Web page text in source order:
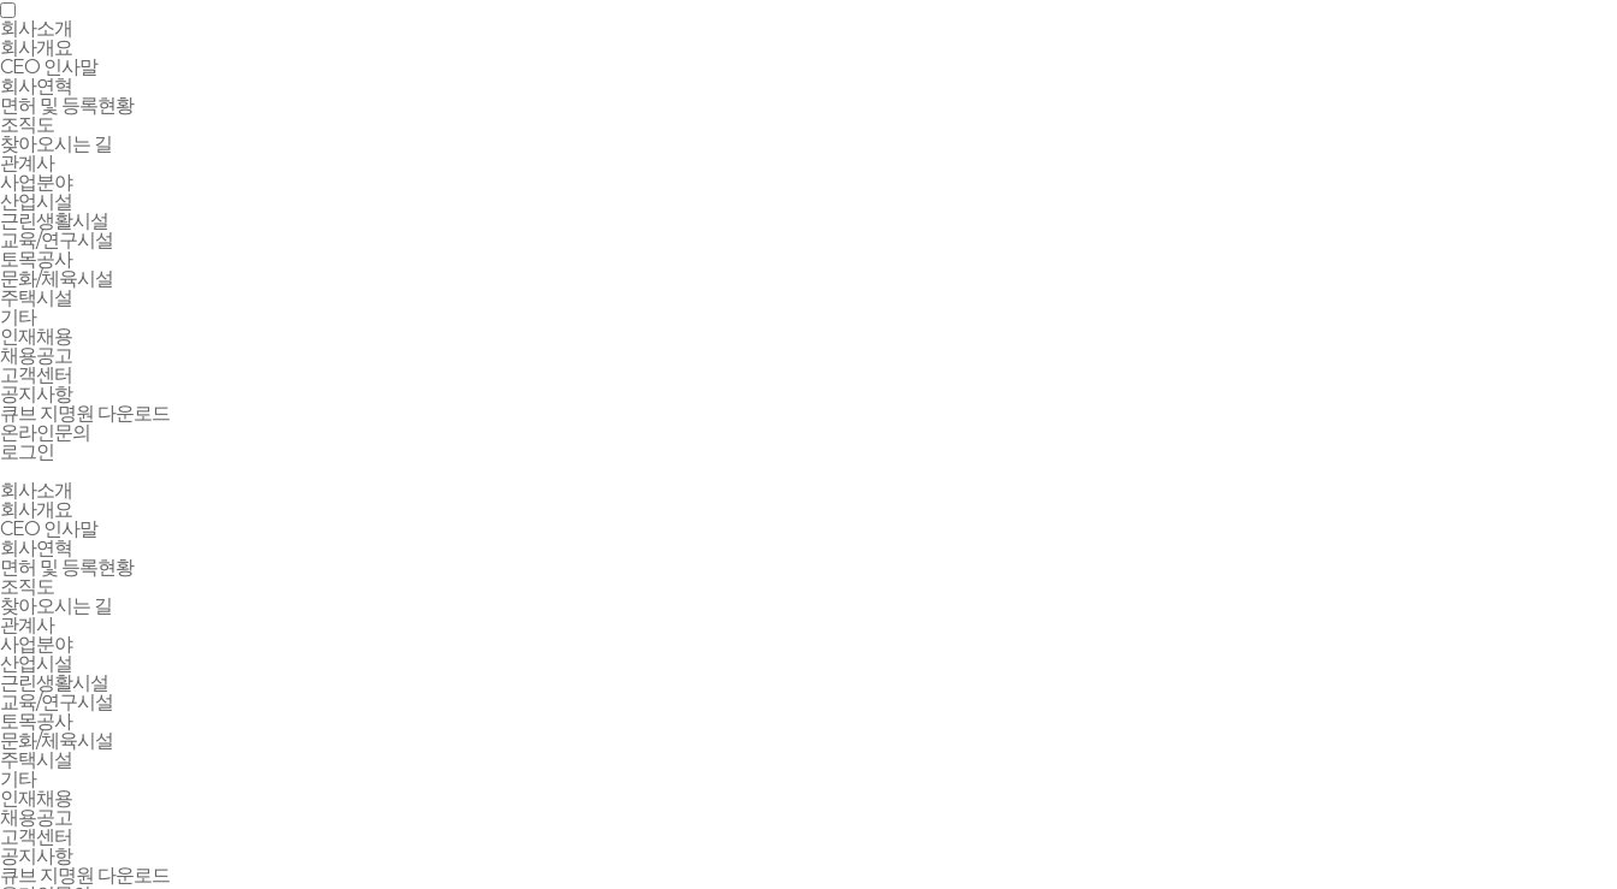
회사소개
회사개요
CEO 인사말
회사연혁
면허 및 등록현황
조직도
찾아오시는 길
관계사
사업분야
산업시설
근린생활시설
교육/연구시설
토목공사
문화/체육시설
주택시설
기타
인재채용
채용공고
고객센터
공지사항
큐브 지명원 다운로드
온라인문의
로그인
회사소개
회사개요
CEO 인사말
회사연혁
면허 및 등록현황
조직도
찾아오시는 길
관계사
사업분야
산업시설
근린생활시설
교육/연구시설
토목공사
문화/체육시설
주택시설
기타
인재채용
채용공고
고객센터
공지사항
큐브 지명원 다운로드